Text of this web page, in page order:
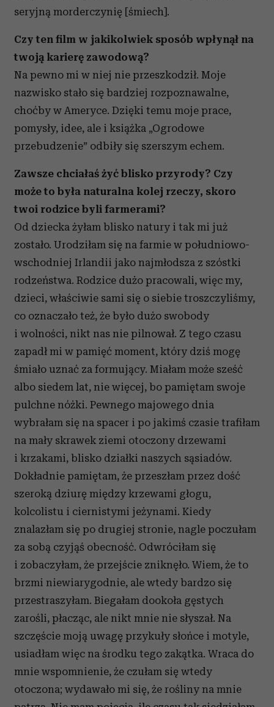
seryjną morderczynię [śmiech].
Czy ten film w jakikolwiek sposób wpłynął na
twoją karierę zawodową?
Na pewno mi w niej nie przeszkodził. Moje
nazwisko stało się bardziej rozpoznawalne,
choćby w Ameryce. Dzięki temu moje prace,
pomysły, idee, ale i książka „Ogrodowe
przebudzenie” odbiły się szerszym echem.
Zawsze chciałaś żyć blisko przyrody? Czy
może to była naturalna kolej rzeczy, skoro
twoi rodzice byli farmerami?
Od dziecka żyłam blisko natury i tak mi już
zostało. Urodziłam się na farmie w południowo-
wschodniej Irlandii jako najmłodsza z szóstki
rodzeństwa. Rodzice dużo pracowali, więc my,
dzieci, właściwie sami się o siebie troszczyliśmy,
co oznaczało też, że było dużo swobody
i wolności, nikt nas nie pilnował. Z tego czasu
zapadł mi w pamięć moment, który dziś mogę
śmiało uznać za formujący. Miałam może sześć
albo siedem lat, nie więcej, bo pamiętam swoje
pulchne nóżki. Pewnego majowego dnia
wybrałam się na spacer i po jakimś czasie trafiłam
na mały skrawek ziemi otoczony drzewami
i krzakami, blisko działki naszych sąsiadów.
Dokładnie pamiętam, że przeszłam przez dość
szeroką dziurę między krzewami głogu,
kolcolistu i ciernistymi jeżynami. Kiedy
znalazłam się po drugiej stronie, nagle poczułam
za sobą czyjąś obecność. Odwróciłam się
i zobaczyłam, że przejście zniknęło. Wiem, że to
brzmi niewiarygodnie, ale wtedy bardzo się
przestraszyłam. Biegałam dookoła gęstych
zarośli, płacząc, ale nikt mnie nie słyszał. Na
szczęście moją uwagę przykuły słońce i motyle,
usiadłam więc na środku tego zakątka. Wraca do
mnie wspomnienie, że czułam się wtedy
otoczona; wydawało mi się, że rośliny na mnie